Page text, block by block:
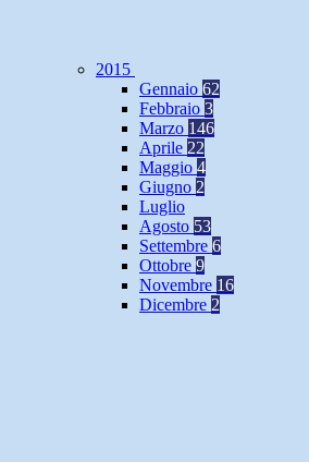
2015
Gennaio 62
Febbraio 3
Marzo 146
Aprile 22
Maggio 4
Giugno 2
Luglio
Agosto 53
Settembre 6
Ottobre 9
Novembre 16
Dicembre 2